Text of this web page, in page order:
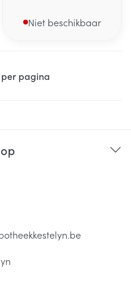
Niet beschikbaar
per pagina